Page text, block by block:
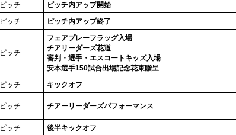
ピッチ ピッチ内アップ開始
ピッチ ピッチ内アップ終了
ピッチ
フェアプレーフラッグ入場
チアリーダーズ花道
審判・選手・エスコートキッズ入場
安本選手150試合出場記念花束贈呈
ピッチ キックオフ
ピッチ チアーリーダーズパフォーマンス
ピッチ 後半キックオフ